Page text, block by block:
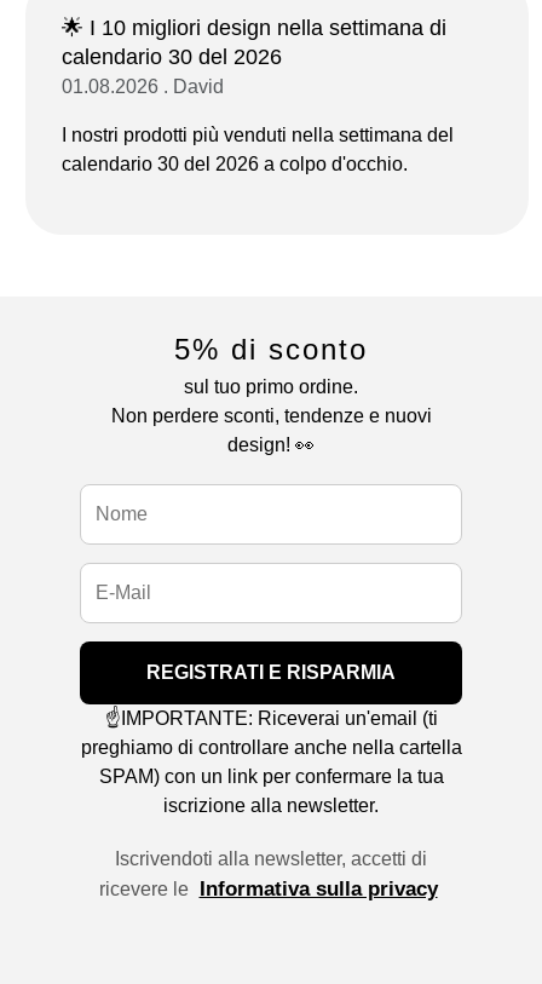
🌟 I 10 migliori design nella settimana di
calendario 30 del 2026
01.08.2026 . David
I nostri prodotti più venduti nella settimana del
calendario 30 del 2026 a colpo d'occhio.
5% di sconto
sul tuo primo ordine.
Non perdere sconti, tendenze e nuovi
design! 👀
REGISTRATI E RISPARMIA
☝️IMPORTANTE: Riceverai un'email (ti
preghiamo di controllare anche nella cartella
SPAM) con un link per confermare la tua
iscrizione alla newsletter.
Iscrivendoti alla newsletter, accetti di
ricevere le Informativa sulla privacy